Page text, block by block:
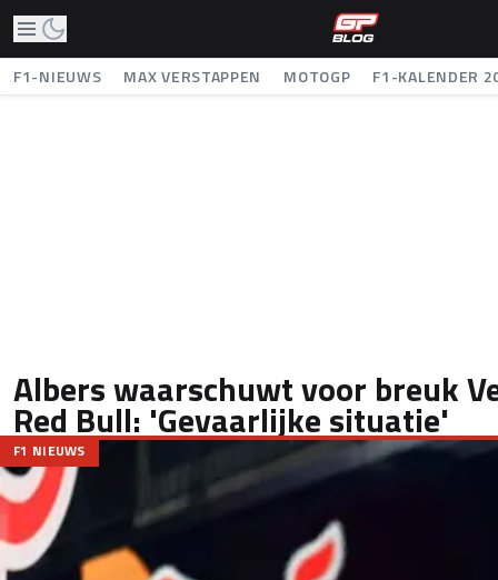
F1-NIEUWS MAX VERSTAPPEN MOTOGP F1-KALENDER
Albers waarschuwt voor breuk
Red Bull: 'Gevaarlijke situatie'
F1 NIEUWS